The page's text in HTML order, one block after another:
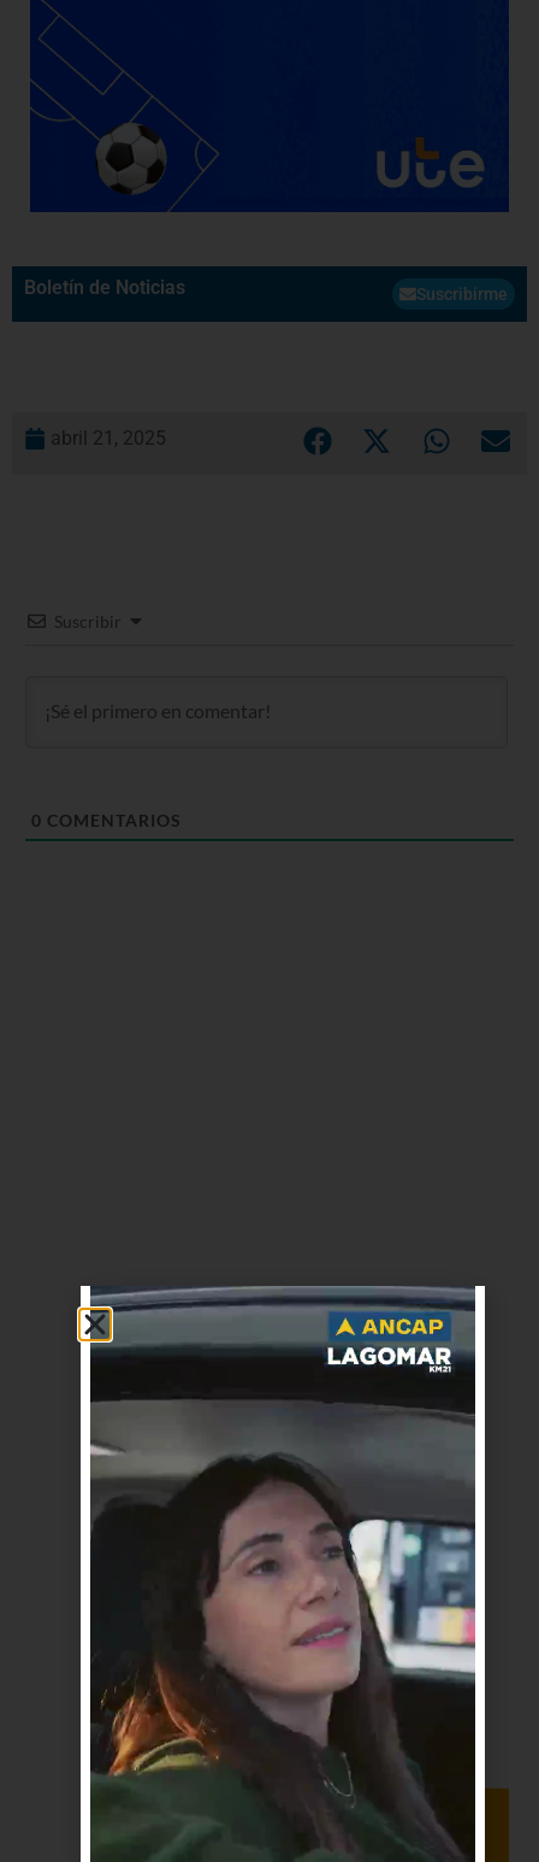
Boletín de Noticias Suscribirme
abril 21, 2025
Suscribir
0 COMENTARIOS